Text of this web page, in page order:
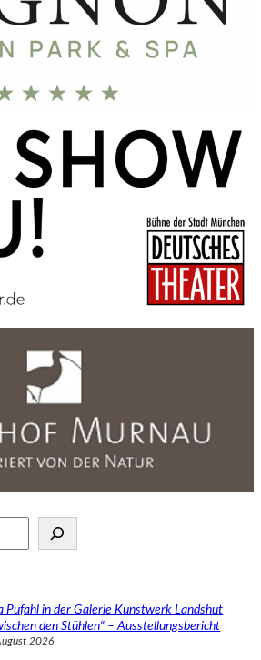
Pufahl in der Galerie Kunstwerk Landshut
den Stühlen“ – Ausstellungsbericht
2026